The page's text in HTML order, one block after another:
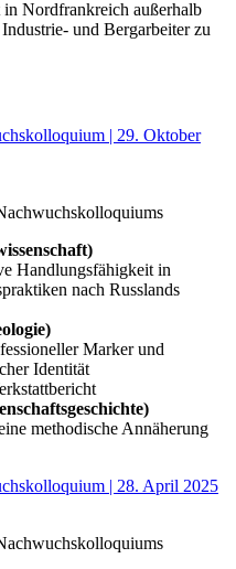
Nordfrankreich außerhalb
und Bergarbeiter zu
| 29. Oktober
Handlungsfähigkeit in
nach Russlands
Marker und
Identität
methodische Annäherung
| 28. April 2025